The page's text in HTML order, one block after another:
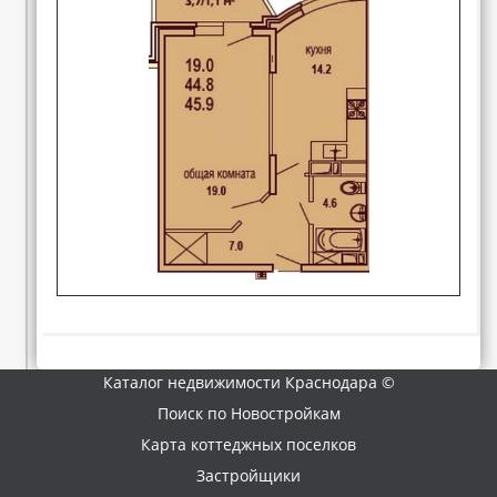
Каталог недвижимости Краснодара ©
Поиск по Новостройкам
Карта коттеджных поселков
Застройщики